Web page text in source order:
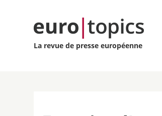
La revue de presse européenne